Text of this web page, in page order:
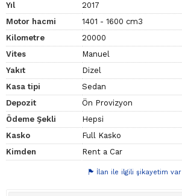
Yıl
2017
Motor hacmi
1401 - 1600 cm3
Kilometre
20000
Vites
Manuel
Yakıt
Dizel
Kasa tipi
Sedan
Depozit
Ön Provizyon
Ödeme Şekli
Hepsi
Kasko
Full Kasko
Kimden
Rent a Car
İlan ile ilgili şikayetim var